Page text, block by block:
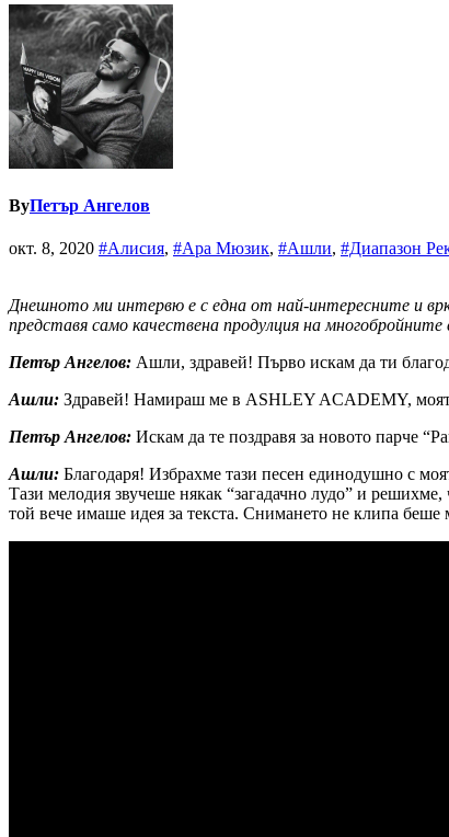
ByПетър Ангелов
окт. 8, 2020 #Алисия, #Ара Мюзик, #Ашли, #Диапазон
Днешното ми интервю е с една от най-интересните и
представя само качествена продулция на
Петър Ангелов: Ашли, здравей! Първо искам да ти
Ашли: Здравей! Намираш ме в ASHLEY ACADEMY,
Петър Ангелов: Искам да те поздравя за новото парче
Ашли: Благодаря! Избрахме тази песен единодушно с
Тази мелодия звучеше някак “загадачно лудо” и
той вече имаше идея за текста. Снимането не клипа